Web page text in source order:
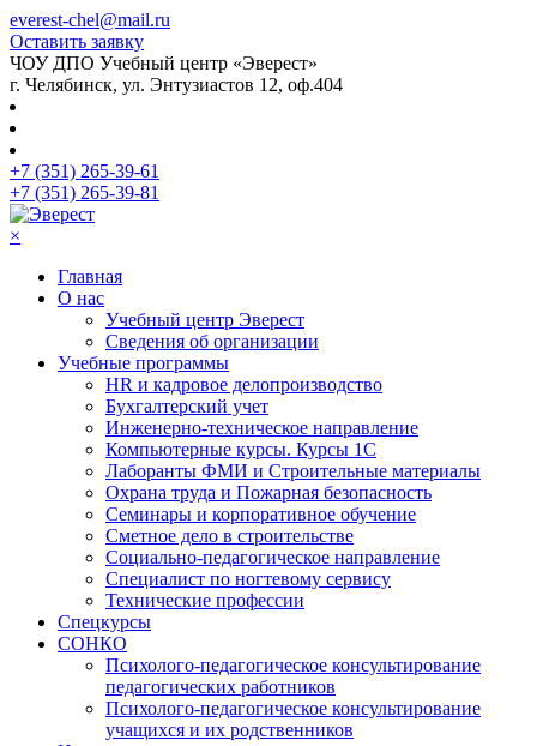
everest-chel@mail.ru
Оставить заявку
ЧОУ ДПО Учебный центр «Эверест»
г. Челябинск, ул. Энтузиастов 12, оф.404
+7 (351) 265-39-61
+7 (351) 265-39-81
×
Главная
О нас
Учебный центр Эверест
Сведения об организации
Учебные программы
HR и кадровое делопроизводство
Бухгалтерский учет
Инженерно-техническое направление
Компьютерные курсы. Курсы 1С
Лаборанты ФМИ и Строительные материалы
Охрана труда и Пожарная безопасность
Семинары и корпоративное обучение
Сметное дело в строительстве
Социально-педагогическое направление
Специалист по ногтевому сервису
Технические профессии
Спецкурсы
СОНКО
Психолого-педагогическое консультирование
педагогических работников
Психолого-педагогическое консультирование
учащихся и их родственников